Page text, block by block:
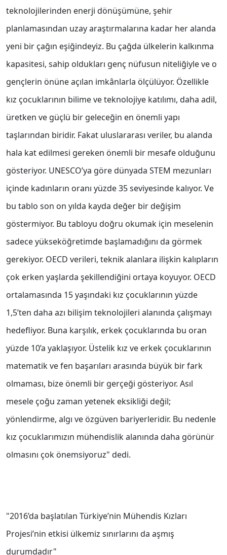
teknolojilerinden enerji dönüşümüne, şehir
planlamasından uzay araştırmalarına kadar her alanda
yeni bir çağın eşiğindeyiz. Bu çağda ülkelerin kalkınma
kapasitesi, sahip oldukları genç nüfusun niteliğiyle ve o
gençlerin önüne açılan imkânlarla ölçülüyor. Özellikle
kız çocuklarının bilime ve teknolojiye katılımı, daha adil,
üretken ve güçlü bir geleceğin en önemli yapı
taşlarından biridir. Fakat uluslararası veriler, bu alanda
hala kat edilmesi gereken önemli bir mesafe olduğunu
gösteriyor. UNESCO’ya göre dünyada STEM mezunları
içinde kadınların oranı yüzde 35 seviyesinde kalıyor. Ve
bu tablo son on yılda kayda değer bir değişim
göstermiyor. Bu tabloyu doğru okumak için meselenin
sadece yükseköğretimde başlamadığını da görmek
gerekiyor. OECD verileri, teknik alanlara ilişkin kalıpların
çok erken yaşlarda şekillendiğini ortaya koyuyor. OECD
ortalamasında 15 yaşındaki kız çocuklarının yüzde
1,5’ten daha azı bilişim teknolojileri alanında çalışmayı
hedefliyor. Buna karşılık, erkek çocuklarında bu oran
yüzde 10’a yaklaşıyor. Üstelik kız ve erkek çocuklarının
matematik ve fen başarıları arasında büyük bir fark
olmaması, bize önemli bir gerçeği gösteriyor. Asıl
mesele çoğu zaman yetenek eksikliği değil;
yönlendirme, algı ve özgüven bariyerleridir. Bu nedenle
kız çocuklarımızın mühendislik alanında daha görünür
olmasını çok önemsiyoruz" dedi.
"2016’da başlatılan Türkiye’nin Mühendis Kızları
Projesi’nin etkisi ülkemiz sınırlarını da aşmış
durumdadır"